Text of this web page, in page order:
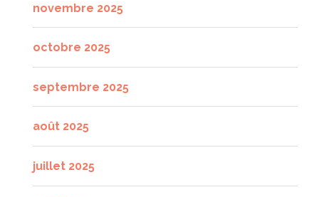
novembre 2025
octobre 2025
septembre 2025
août 2025
juillet 2025